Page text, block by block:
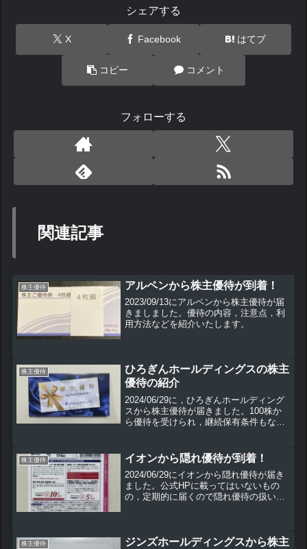
シェアする
X Facebook はてブ
コピー コメント
フォローする
関連記事
株主優待 アルペンから株主優待が到着！
2023/09/13にアルペンから株主優待が届
きましました。優待の内容，注意点，利
用方法などを紹介いたします。
株主優待
ひろぎんホールディングスの株主
優待の紹介
2024/06/29に，ひろぎんホールディング
スから株主優待が届きました。100株か
ら優待を受けられ，継続保有条件もな
株主優待の内容や使用方法などを紹介し
ます。
株主優待 イオンから隠れ優待が到着！
2024/06/29にイオンから隠れ優待が届き
ました。公式HPに載ってはいないもの
の，定期的に届くので隠れ優待の扱いか
株主優待
ジンズホールディングスから株主